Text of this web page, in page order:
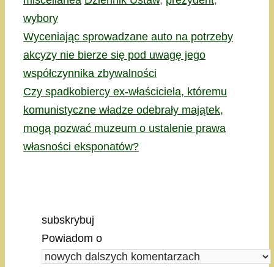
wybory
Wyceniając sprowadzane auto na potrzeby
akcyzy nie bierze się pod uwagę jego
współczynnika zbywalności
Czy spadkobiercy ex-właściciela, któremu
komunistyczne władze odebrały majątek,
mogą pozwać muzeum o ustalenie prawa
własności eksponatów?
subskrybuj
Powiadom o